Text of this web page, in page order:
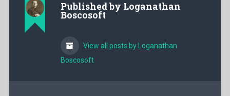
Published by Loganathan
Boscosoft
View all posts by Loganathan
Boscosoft